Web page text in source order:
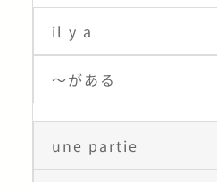
il y a
〜がある
une partie